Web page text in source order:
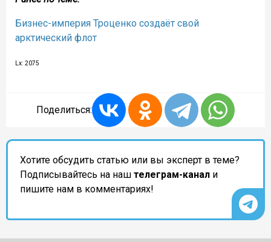
Бизнес-империя Троценко создаёт свой
арктический флот
Lx: 2075
Поделиться:
Хотите обсудить статью или вы эксперт в теме?
Подписывайтесь на наш телеграм-канал и
пишите нам в комментариях!